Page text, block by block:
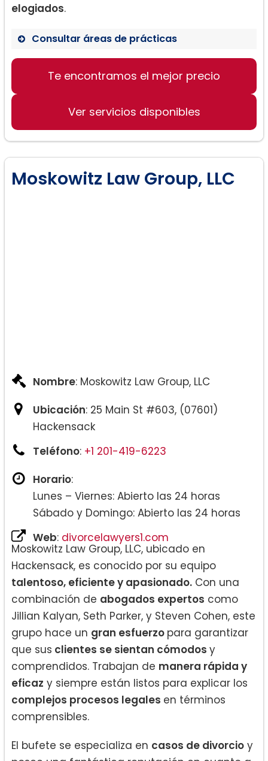
elogiados.
Consultar áreas de prácticas
Derecho de divorcio
el proceso de divorcio
Resolución de cuestiones financieras
y de custodia
Te encontramos el mejor precio
Ver servicios disponibles
Moskowitz Law Group, LLC
Nombre: Moskowitz Law Group, LLC
Ubicación: 25 Main St #603, (07601)
Hackensack
Teléfono: +1 201-419-6223
Horario:
Lunes – Viernes: Abierto las 24 horas
Sábado y Domingo: Abierto las 24 horas
Web: divorcelawyers1.com
Moskowitz Law Group, LLC, ubicado en
Hackensack, es conocido por su equipo
talentoso, eficiente y apasionado. Con una
combinación de abogados expertos como
Jillian Kalyan, Seth Parker, y Steven Cohen, este
grupo hace un gran esfuerzo para garantizar
que sus clientes se sientan cómodos y
comprendidos. Trabajan de manera rápida y
eficaz y siempre están listos para explicar los
complejos procesos legales en términos
comprensibles.
El bufete se especializa en casos de divorcio y